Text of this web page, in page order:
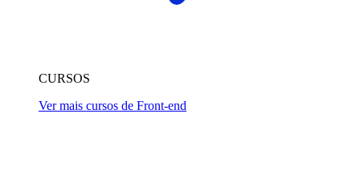
CURSOS
Ver mais cursos de Front-end